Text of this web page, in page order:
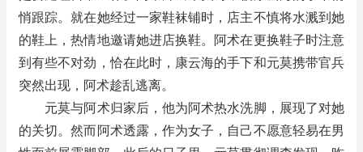
悄跟踪。就在她经过一家鞋袜铺时，店主不慎将水溅到她
的鞋上，热情地邀请她进店换鞋。阿术在更换鞋子时注意
到有些不对劲，恰在此时，康云海的手下和元莫携带官兵
突然出现，阿术趁乱逃离。
元莫与阿术归家后，他为阿术热水洗脚，展现了对她
的关切。然而阿术透露，作为女子，自己不愿意轻易在男